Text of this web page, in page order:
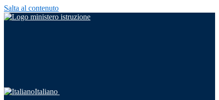
Salta al contenuto
Italiano